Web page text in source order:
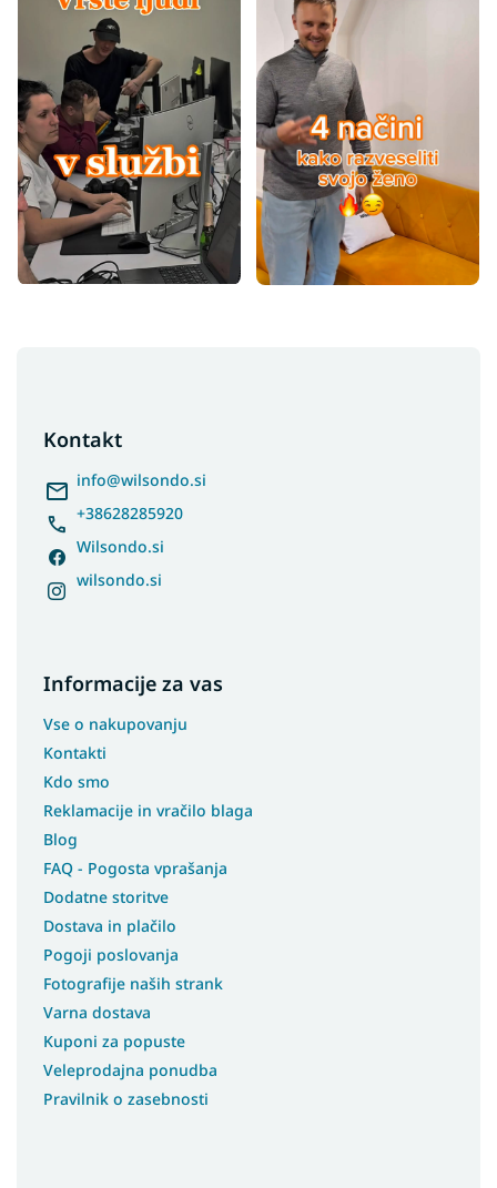
Kontakt
info@wilsondo.si
+38628285920
Wilsondo.si
wilsondo.si
Informacije za vas
Vse o nakupovanju
Kontakti
Kdo smo
Reklamacije in vračilo blaga
Blog
FAQ - Pogosta vprašanja
Dodatne storitve
Dostava in plačilo
Pogoji poslovanja
Fotografije naših strank
Varna dostava
Kuponi za popuste
Veleprodajna ponudba
Pravilnik o zasebnosti